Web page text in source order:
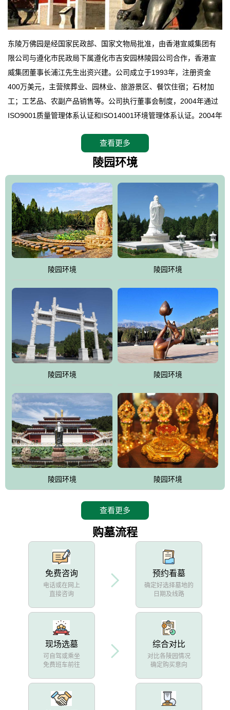
东陵万佛园是经国家民政部、国家文物局批准，由香港宣威集团有
限公司与遵化市民政局下属遵化市吉安园林陵园公司合作，香港宣
威集团董事长浦江先生出资兴建。公司成立于1993年，注册资金
400万美元，主营殡葬业、园林业、旅游景区、餐饮住宿；石材加
工；工艺品、农副产品销售等。公司执行董事会制度，2004年通过
ISO9001质量管理体系认证和ISO14001环境管理体系认证。2004年
拥有4A级旅游区头衔的花园式陵园，园内建有四星级酒店一座。
万佛园位于遵化市境内，座落在世界文化遗产清东陵地形墙内，地
形绝佳，地理位置优越，交通便利。公司以“建设全国顶级人生后花
园、打造佛教精品旅游圣地”为目标，以海外归侨、国内外知名人士
的墓地安葬、祭祀吊亡并结合旅游参观构成其主要使用功能；以苍
郁绚丽、优雅宜人的园林景观构成其外部形象。通过墓园建设与造
园手法相结合的默契操作，建成一处特色鲜明、服务周全、环境优
美、民族风格突出，与周边文物古迹交相呼应的极具吸引力的花园
式园林。
万佛园工程一期占地448亩，目前完成投资近12亿元人民币，园区采
用全仿古式建筑，寻求与世界文化遗产地清东陵的和谐统一，在园
区建设中寻求陵园建设与景区建设的有机融合，充分发挥独一无二
的地形优势，打造现代艺术园林，建设旅游景观、寺庙、酒店等综
合服务设施，服务于陵园经营，使企业的多元化经营项目相互依
托、相互促进，园区绿化覆盖率达90%。
查看更多
陵园环境
陵园环境 陵园环境
陵园环境 陵园环境
陵园环境 陵园环境
查看更多
购墓流程
免费咨询
电话或在网上
直接咨询
预约看墓
确定好选择墓地的
日期及线路
现场选墓
可自驾或乘坐
免费班车前往
综合对比
对比各陵园情况
确定购买意向